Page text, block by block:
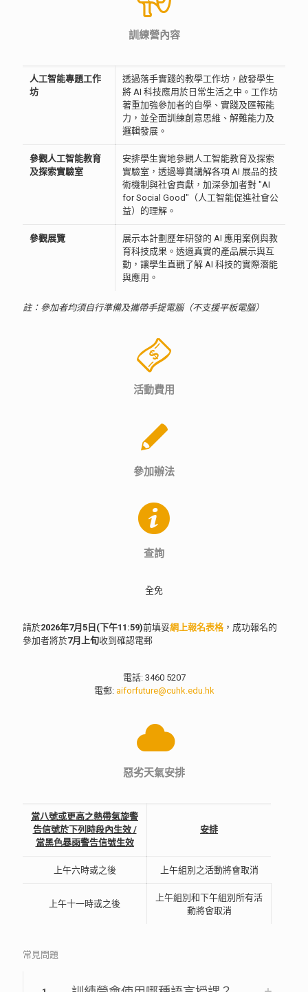
訓練營內容
人工智能專題工作
坊
透過落手實踐的教學工作坊，啟發學生
將 AI 科技應用於日常生活之中。工作坊
著重加強參加者的自學、實踐及匯報能
力，並全面訓練創意思維、解難能力及
邏輯發展。
參觀人工智能教育
及探索實驗室
安排學生實地參觀人工智能教育及探索
實驗室，透過導賞講解各項 AI 展品的技
術機制與社會貢獻，加深參加者對 "AI
for Social Good"（人工智能促進社會公
益）的理解。
參觀展覽
展示本計劃歷年研發的 AI 應用案例與教
育科技成果。透過真實的產品展示與互
動，讓學生直觀了解 AI 科技的實際潛能
與應用。
註：參加者均須自行準備及攜帶手提電腦（不支援平板電腦）
活動費用
參加辦法
查詢
全免
請於2026年7月5日(下午11:59)前填妥網上報名表格，成功報名的
參加者將於7月上旬收到確認電郵
電話: 3460 5207
電郵: aiforfuture@cuhk.edu.hk
惡劣天氣安排
當八號或更高之熱帶氣旋警
告信號於下列時段內生效 /
當黑色暴雨警告信號生效
安排
上午六時或之後 上午組別之活動將會取消
上午十一時或之後
上午組別和下午組別所有活
動將會取消
常見問題